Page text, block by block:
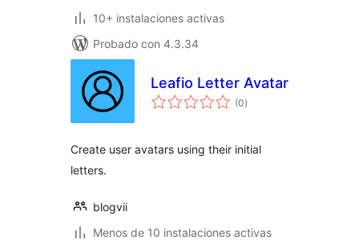
10+ instalaciones activas
Probado con 4.3.34
Leafio Letter Avatar
(0total
de
)
Create user avatars using their initial
letters.
blogvii
Menos de 10 instalaciones activas